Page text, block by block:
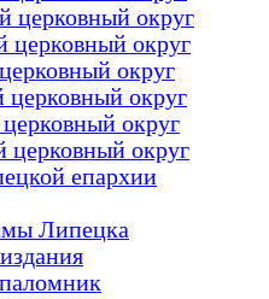
церковный округ
церковный округ
округ
церковный округ
округ
церковный округ
епархии
Липецка